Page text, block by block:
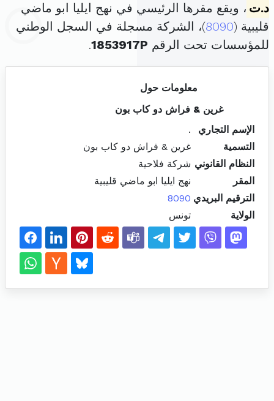
د.ت ، ويقع مقرها الرئيسي في نهج ايليا ابو ماضي
قليبية (8090)، الشركة مسجلة في السجل الوطني
للمؤسسات تحت الرقم 1853917P
.
معلومات حول
غرين & فراش دو كاب بون
الإسم التجاري
.
التسمية
غرين & فراش دو كاب بون
النظام القانوني شركة فلاحية
المقر
نهج ايليا ابو ماضي قليبية
الترقيم البريدي 8090
الولاية
تونس